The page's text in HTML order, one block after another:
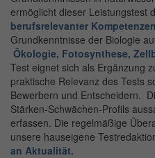
ermöglicht dieser Leistungstest
berufsrelevanter Kompetenzen
Grundkenntnisse der Biologie
Ökologie, Fotosynthese,
Test eignet sich als Ergänzung
praktische Relevanz des Tests
Bewerbern und Entscheidern.
Stärken-Schwächen-Profils
erfassen. Die regelmäßige
unsere hauseigene
an Aktualität.